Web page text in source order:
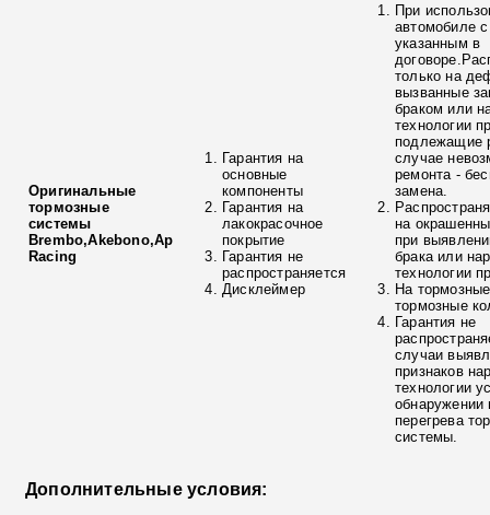
Оригинальные
тормозные
системы
Brembo,Akebono,Ap
Racing
Гарантия на
основные
компоненты
Гарантия на
лакокрасочное
покрытие
Гарантия не
распространяется
Дисклеймер
При
автомобиле
указанным в
только на
вызванные
браком или
технологии
подлежащие
случае
ремонта -
замена.
на
при
брака или
технологии
На
тормозные
Гарантия не
случаи
признаков
технологии
обнаружении
перегрева
системы.
Дополнительные условия: